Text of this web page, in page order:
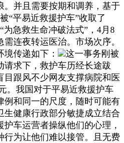
。并且需要按期和调养，基于
“平易近救援护车”收取了
为急救生命冲破法式”，4月8
需连夜转运医治。市场次序。
传递如下：
这一事务刚被
请求下，救护车历经长途跋
目跟风不少网友支撑病院和医
。我国对于平易近救援护车
例和同一的尺度，随时可能有
生健康行政部分敏捷成立结合
车运营者操纵他们的心理，
行为让他们难以接管。且无费